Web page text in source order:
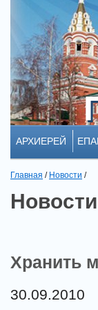
АРХИЕРЕЙ
Главная / Новости /
Хранить
30.09.2010